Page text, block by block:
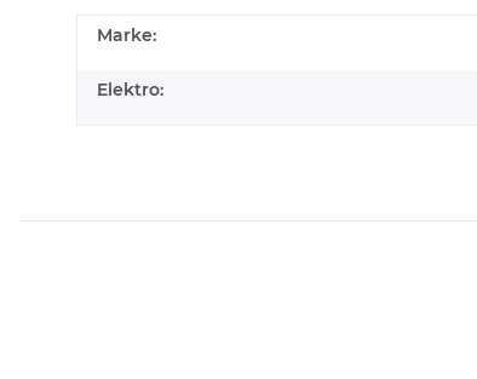
Marke:
Elektro: